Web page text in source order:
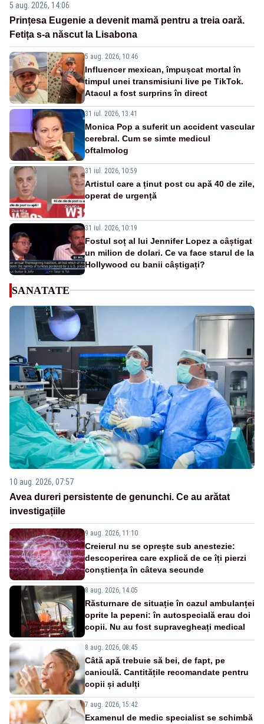
5 aug. 2026, 14:06
Prințesa Eugenie a devenit mamă pentru a treia oară.
Fetița s-a născut la Lisabona
5 aug. 2026, 10:46
Influencer mexican, împușcat mortal în
timpul unei transmisiuni live pe TikTok.
Atacul a fost surprins în direct
31 iul. 2026, 13:41
Monica Pop a suferit un accident vascular
cerebral. Cum se simte medicul
oftalmolog
31 iul. 2026, 10:59
Artistul care a ținut post cu apă 40 de zile,
operat de urgență
31 iul. 2026, 10:19
Fostul soț al lui Jennifer Lopez a câștigat
un milion de dolari. Ce va face starul de la
Hollywood cu banii câștigați?
SANATATE
10 aug. 2026, 07:57
Avea dureri persistente de genunchi. Ce au arătat
investigațiile
9 aug. 2026, 11:10
Creierul nu se oprește sub anestezie:
descoperirea care explică de ce îți pierzi
conștiența în câteva secunde
8 aug. 2026, 14:05
Răsturnare de situație în cazul ambulanței
oprite la pepeni: în autospecială erau doi
copii. Nu au fost supravegheați medical
8 aug. 2026, 08:45
Câtă apă trebuie să bei, de fapt, pe
caniculă. Cantitățile recomandate pentru
copii și adulți
7 aug. 2026, 15:42
Examenul de medic specialist se schimbă